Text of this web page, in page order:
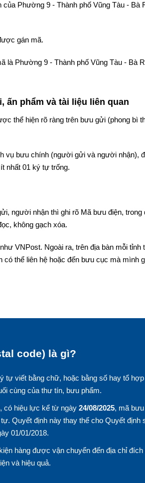
Phường 9 - Thành phố Vũng Tàu - Bà
gán mã.
là Phường 9 - Thành phố Vũng Tàu - Bà
phẩm và tài liệu liên quan
thể hiện rõ ràng trên bưu gửi (phong bì
vụ bưu chính (người gửi và người nhận),
nhất 01 ký tự trống.
người nhận thì ghi rõ Mã bưu điện, trong
không gạch xóa.
VNPost. Ngoài ra, trên địa bàn mỗi tỉnh
có thể liên hệ hoặc đến bưu cục mà mình
code) là gì?
tự viết bằng chữ, hoặc bằng số hay tổ
cùng của thư tín, bưu phẩm.
có hiệu lực kể từ ngày 24/08/2025, mã
Quyết định này thay thế cho Quyết định
01/01/2018.
hàng được vận chuyển đến địa chỉ đích
và hiệu quả.